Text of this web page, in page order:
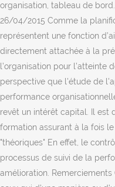
organisation, tableau de
26/04/2015 Comme la
représentent une fonction
directement attachée à la
l’organisation pour
perspective que l'étude de
performance
revêt un intérêt capital. Il est
formation assurant à la fois
"théoriques" En effet, le
processus de suivi de la
amélioration.